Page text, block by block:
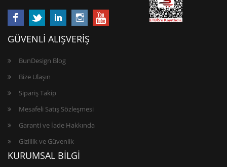
GÜVENLİ ALIŞVERİŞ
BunDesign Blog
Bize Ulaşın
Sipariş Takip
Mesafeli Satış Sözleşmesi
Garanti ve İade Hakkında
Gizlilik ve Güvenlik
KURUMSAL BİLGİ